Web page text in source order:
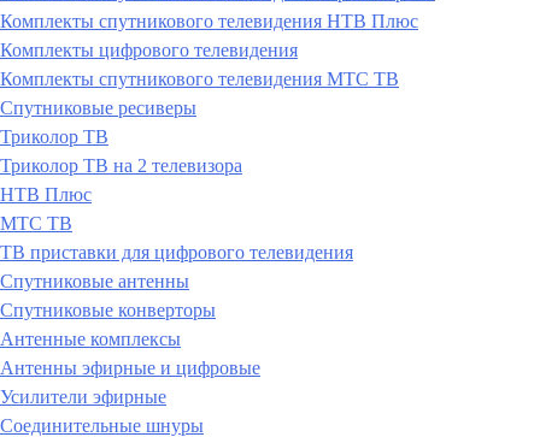
Комплекты спутникового телевидения НТВ Плюс
Комплекты цифрового телевидения
Комплекты спутникового телевидения МТС ТВ
Спутниковые ресиверы
Триколор ТВ
Триколор ТВ на 2 телевизора
НТВ Плюс
МТС ТВ
ТВ приставки для цифрового телевидения
Спутниковые антенны
Спутниковые конверторы
Антенные комплексы
Антенны эфирные и цифровые
Усилители эфирные
Соединительные шнуры